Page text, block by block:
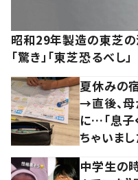
昭和29年製造の東芝
「驚き」「東芝恐るべし」
夏休みの
→直後、母
に…「息子
ちゃいま
中学生の